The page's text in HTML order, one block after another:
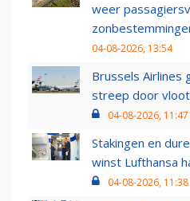
weer
04-08-2026, 13:54
Brussels Airlines
streep door
04-08-2026, 11:47
Stakingen en
winst Lufthansa
04-08-2026, 11:38